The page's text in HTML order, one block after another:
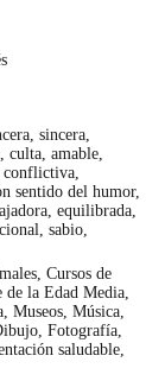
sincera,
culta, amable,
conflictiva,
sentido del humor,
equilibrada,
sabio,
Cursos de
de la Edad Media,
Museos, Música,
Fotografía,
saludable,